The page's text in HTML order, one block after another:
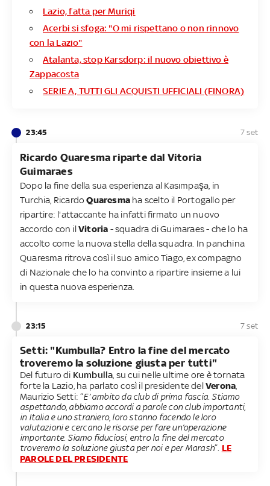
Lazio, fatta per Muriqi
Acerbi si sfoga: "O mi rispettano o non rinnovo
con la Lazio"
Atalanta, stop Karsdorp: il nuovo obiettivo è
Zappacosta
SERIE A, TUTTI GLI ACQUISTI UFFICIALI (FINORA)
23:45 7 set
Ricardo Quaresma riparte dal Vitoria
Guimaraes
Dopo la fine della sua esperienza al Kasımpaşa, in
Turchia, RicardoQuaresma ha scelto il Portogallo per
ripartire: l'attaccante ha infatti firmato un nuovo
accordo con ilVitoria - squadra di Guimaraes - che lo ha
accolto come la nuova stella della squadra. In panchina
Quaresma ritrova così il suo amico Tiago, ex compagno
di Nazionale che lo ha convinto a ripartire insieme a lui
in questa nuova esperienza.
23:15 7 set
Setti: "Kumbulla? Entro la fine del mercato
troveremo la soluzione giusta per tutti"
Del futuro di Kumbulla , su cui nelle ultime ore è tornata
forte la Lazio, ha parlato così il presidente delVerona
Maurizio Setti: “E’ ambito da club di prima fascia. Stiamo
aspettando, abbiamo accordi a parole con club importanti,
in Italia e uno straniero, loro stanno facendo le loro
valutazioni e cercano le risorse per fare un’operazione
importante. Siamo fiduciosi, entro la fine del mercato
troveremo la soluzione giusta per noi e per Marash”. LE
PAROLE DEL PRESIDENTE